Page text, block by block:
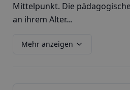
Mittelpunkt. Die
an ihrem Alter...
Mehr anzeigen